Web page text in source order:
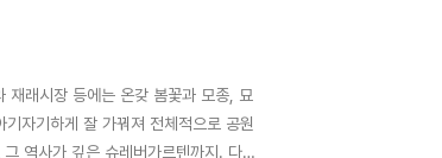
재래시장 등에는 온갖 봄꽃과 모종, 묘
자기하게 잘 가꿔져 전체적으로 공원
역사가 깊은 슈레버가르텐까지. 다양